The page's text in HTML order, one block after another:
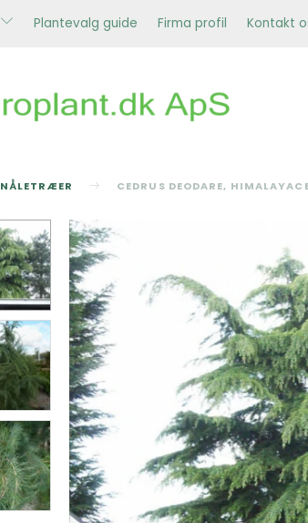
Plantevalg guide Firma profil Kontakt
NÅLETRÆER CEDRUS DEODARE,